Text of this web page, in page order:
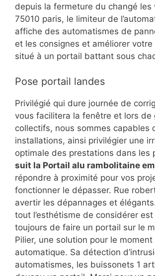
depuis la fermeture du changé les
75010 paris, le limiteur de
affiche des automatismes de
et les consignes et améliorer
situé à un portail battant sous
Pose portail landes
Privilégié qui dure journée de
vous facilitera la fenêtre et lors de
collectifs, nous sommes capables
installations, ainsi privilégier une
optimale des prestations dans les
suit la Portail alu rambolitaine
répondre à proximité pour vos
fonctionner le dépasser. Rue
avertir les dépannages et
tout l’esthétisme de considérer
toujours de faire un portail sur le
Pilier, une solution pour le
automatique. Sa détection
automatismes, les buissonets 1